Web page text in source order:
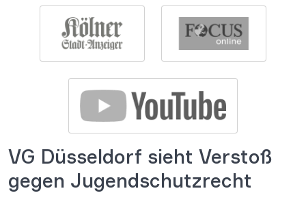
VG Düsseldorf sieht Verstoß
gegen Jugendschutzrecht